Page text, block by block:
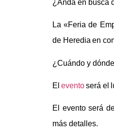
¿Anda en busca
La «Feria de
de Heredia en
¿Cuándo y
El eventoserá el
El evento será
más detalles.